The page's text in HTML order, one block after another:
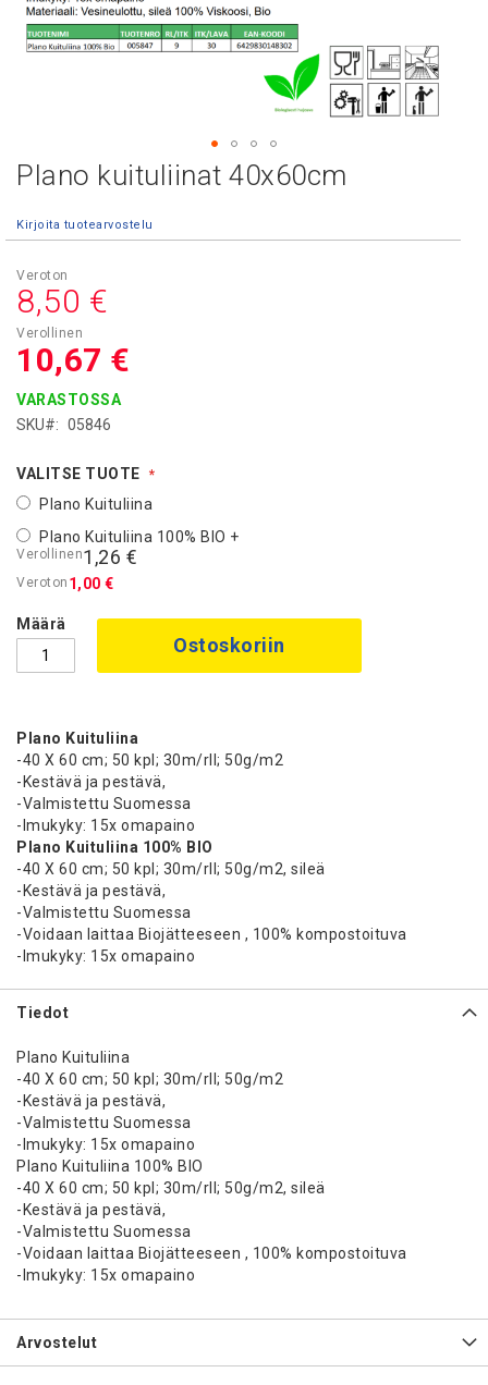
Plano kuituliinat 40x60cm
Kirjoita tuotearvostelu
10,67 €
8,50 €
VARASTOSSA
SKU
05846
VALITSE TUOTE
Plano Kuituliina
Plano Kuituliina 100% BIO +
1,26 €
1,00 €
Määrä
Ostoskoriin
Plano Kuituliina
-40 X 60 cm; 50 kpl; 30m/rll; 50g/m2
-Kestävä ja pestävä,
-Valmistettu Suomessa
-Imukyky: 15x omapaino
Plano Kuituliina 100% BIO
-40 X 60 cm; 50 kpl; 30m/rll; 50g/m2, sileä
-Kestävä ja pestävä,
-Valmistettu Suomessa
-Voidaan laittaa Biojätteeseen , 100% kompostoituva
-Imukyky: 15x omapaino
Skip
beginning
the
images
gallery
Tiedot
Plano Kuituliina
-40 X 60 cm; 50 kpl; 30m/rll; 50g/m2
-Kestävä ja pestävä,
-Valmistettu Suomessa
-Imukyky: 15x omapaino
Plano Kuituliina 100% BIO
-40 X 60 cm; 50 kpl; 30m/rll; 50g/m2, sileä
-Kestävä ja pestävä,
-Valmistettu Suomessa
-Voidaan laittaa Biojätteeseen , 100% kompostoituva
-Imukyky: 15x omapaino
Arvostelut